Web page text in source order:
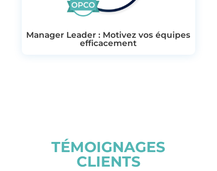
Manager Leader : Motivez vos équipes
efficacement
TÉMOIGNAGES
CLIENTS